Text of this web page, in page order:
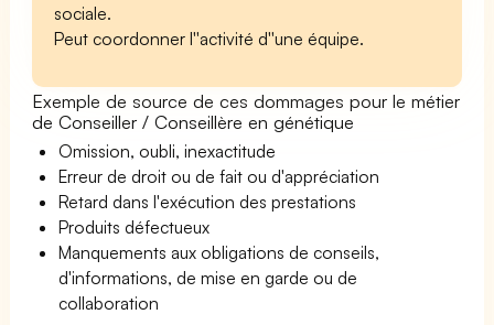
sociale.
Peut coordonner l''activité d''une équipe.
Exemple de source de ces dommages pour le métier
de Conseiller / Conseillère en génétique
Omission, oubli, inexactitude
Erreur de droit ou de fait ou d'appréciation
Retard dans l'exécution des prestations
Produits défectueux
Manquements aux obligations de conseils,
d'informations, de mise en garde ou de
collaboration